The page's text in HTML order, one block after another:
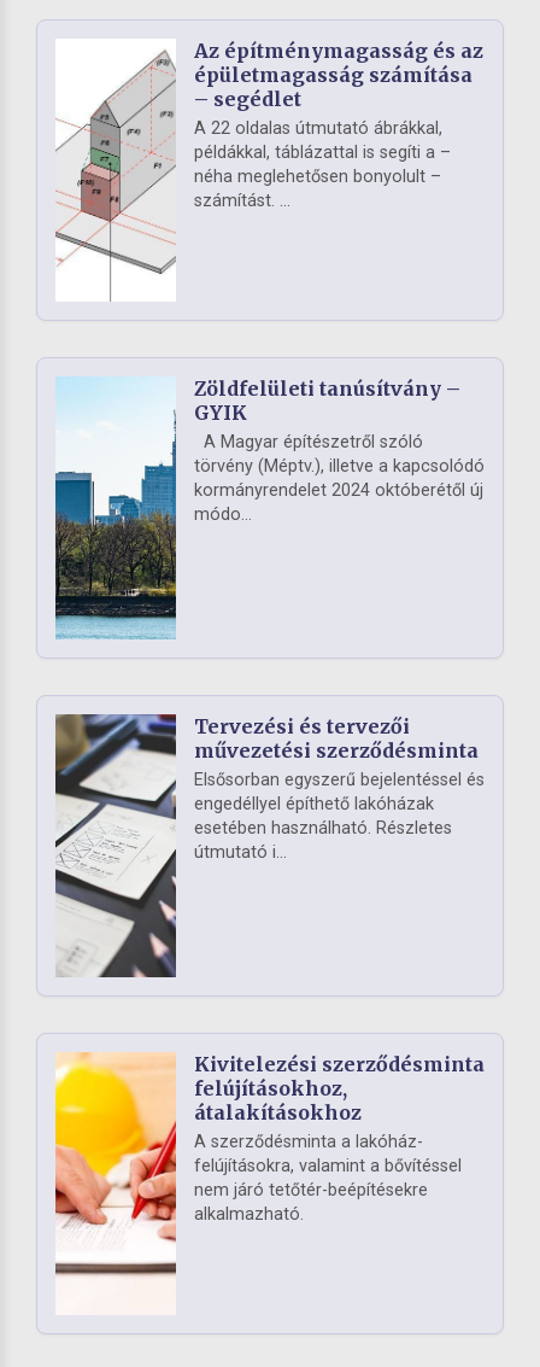
Az építménymagasság és az
épületmagasság számítása
– segédlet
A 22 oldalas útmutató ábrákkal,
példákkal, táblázattal is segíti a –
néha meglehetősen bonyolult –
számítást. ...
Zöldfelületi tanúsítvány –
GYIK
A Magyar építészetről szóló
törvény (Méptv.), illetve a kapcsolódó
kormányrendelet 2024 októberétől új
módo...
Tervezési és tervezői
művezetési szerződésminta
Elsősorban egyszerű bejelentéssel és
engedéllyel építhető lakóházak
esetében használható. Részletes
útmutató i...
Kivitelezési szerződésminta
felújításokhoz,
átalakításokhoz
A szerződésminta a lakóház-
felújításokra, valamint a bővítéssel
nem járó tetőtér-beépítésekre
alkalmazható.